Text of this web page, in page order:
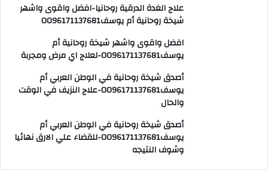
علاج الغدة الدرقية روحانيا-افضل واقوى واشهر
شيخة روحانية أم يوسف0096171137681
افضل واقوى واشهر شيخة روحانية أم
يوسف0096171137681-لعلاج اي مرض ومجربة
أصدق شيخة روحانية في الوطن العربي أم
يوسف0096171137681-علاج النزيف في الوقت
والحال
أصدق شيخة روحانية في الوطن العربي أم
يوسف0096171137681-للقضاء علي الارق نهائيا
وشوف النتيجه